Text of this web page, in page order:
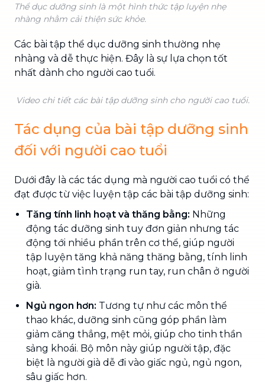
Thể dục dưỡng sinh là một hình thức tập luyện nhẹ
nhàng nhằm cải thiện sức khỏe.
Các bài tập thể dục dưỡng sinh thường nhẹ
nhàng và dễ thực hiện. Đây là sự lựa chọn tốt
nhất dành cho người cao tuổi.
Video chi tiết các bài tập dưỡng sinh cho người cao tuổi.
Tác dụng của bài tập dưỡng sinh
đối với người cao tuổi
Dưới đây là các tác dụng mà người cao tuổi có thể
đạt được từ việc luyện tập các bài tập dưỡng sinh:
Tăng tính linh hoạt và thăng bằng: Những
động tác dưỡng sinh tuy đơn giản nhưng tác
động tới nhiều phần trên cơ thể, giúp người
tập luyện tăng khả năng thăng bằng, tính linh
hoạt, giảm tình trạng run tay, run chân ở người
già.
Ngủ ngon hơn: Tương tự như các môn thể
thao khác, dưỡng sinh cũng góp phần làm
giảm căng thẳng, mệt mỏi, giúp cho tinh thần
sảng khoái. Bộ môn này giúp người tập, đặc
biệt là người già dễ đi vào giấc ngủ, ngủ ngon,
sâu giấc hơn.